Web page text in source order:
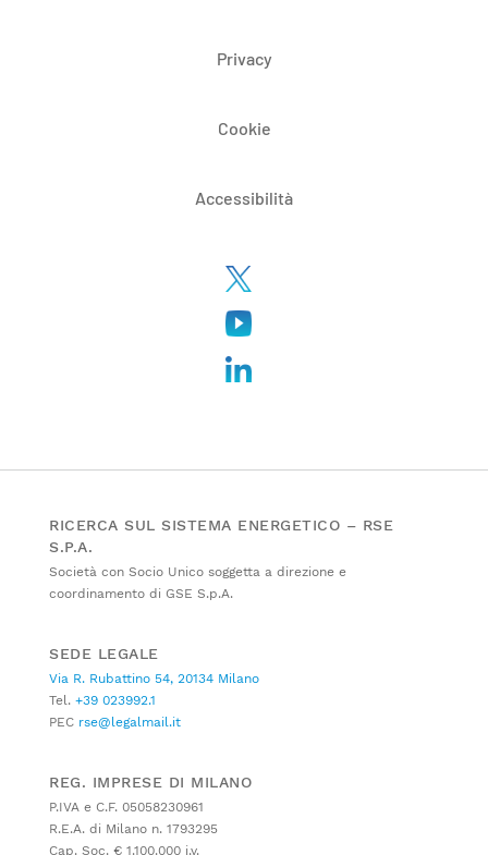
Privacy
Cookie
Accessibilità
RICERCA SUL SISTEMA ENERGETICO – RSE
S.P.A.
Società con Socio Unico soggetta a direzione e
coordinamento di GSE S.p.A.
SEDE LEGALE
Via R. Rubattino 54, 20134 Milano
Tel. +39 023992.1
PEC rse@legalmail.it
REG. IMPRESE DI MILANO
P.IVA e C.F. 05058230961
R.E.A. di Milano n. 1793295
Cap. Soc. € 1.100.000 i.v.